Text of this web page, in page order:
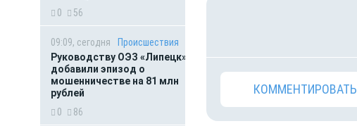
0
56
09:09, сегодня
Происшествия
Руководству ОЭЗ «Липецк»
добавили эпизод о
мошенничестве на 81 млн
рублей
0
86
КОММЕНТИРОВАТЬ